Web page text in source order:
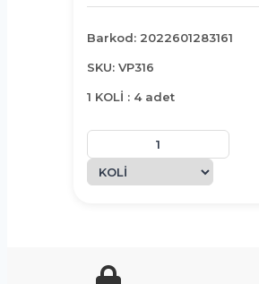
Barkod: 2022601283161
SKU: VP316
1 KOLİ : 4 adet